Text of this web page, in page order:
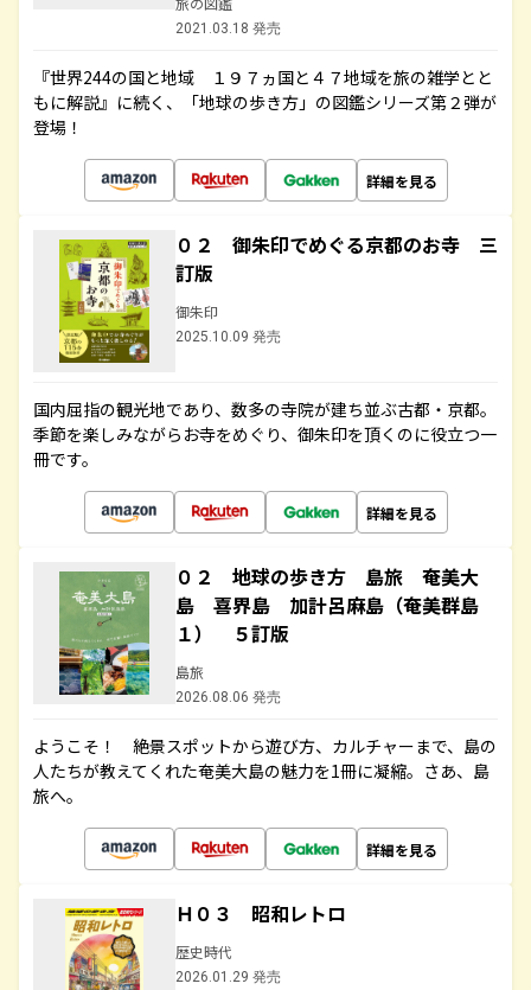
2021.03.18 発売
『世界244の国と地域 １９７ヵ国と４７地域を旅の雑学とと
もに解説』に続く、「地球の歩き方」の図鑑シリーズ第２弾が
登場！
詳細を見る
０２ 御朱印でめぐる京都のお寺 三
訂版
御朱印
2025.10.09 発売
国内屈指の観光地であり、数多の寺院が建ち並ぶ古都・京都。
季節を楽しみながらお寺をめぐり、御朱印を頂くのに役立つ一
冊です。
詳細を見る
０２ 地球の歩き方 島旅 奄美大
島 喜界島 加計呂麻島（奄美群島
１） ５訂版
島旅
2026.08.06 発売
ようこそ！ 絶景スポットから遊び方、カルチャーまで、島の
人たちが教えてくれた奄美大島の魅力を1冊に凝縮。さあ、島
旅へ。
詳細を見る
Ｈ０３ 昭和レトロ
歴史時代
2026.01.29 発売